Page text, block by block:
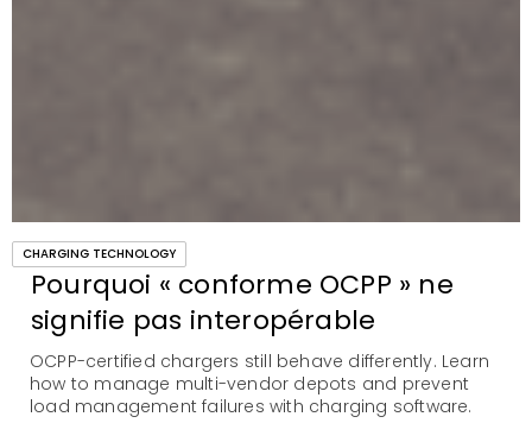
CHARGING TECHNOLOGY
Pourquoi « conforme OCPP » ne
signifie pas interopérable
OCPP-certified chargers still behave differently. Learn
how to manage multi-vendor depots and prevent
load management failures with charging software.